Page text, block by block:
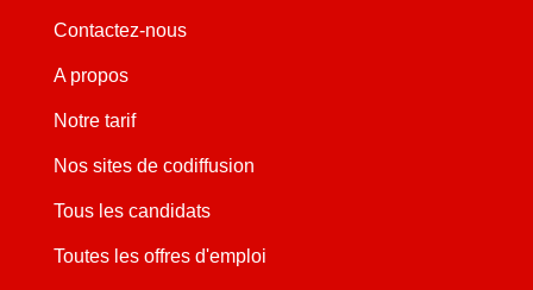
Contactez-nous
A propos
Notre tarif
Nos sites de codiffusion
Tous les candidats
Toutes les offres d'emploi